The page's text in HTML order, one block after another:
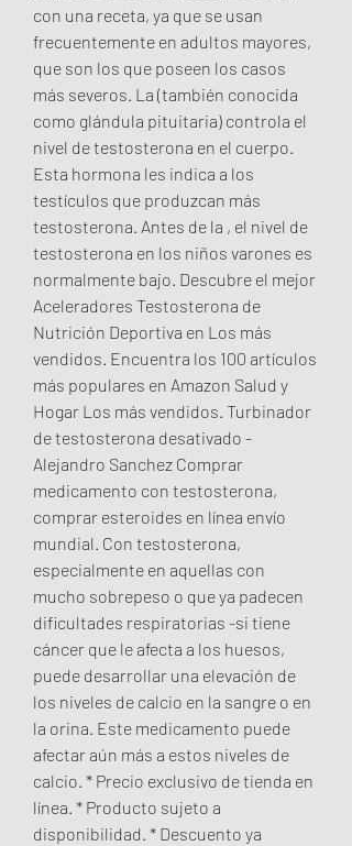
con una receta, ya que se usan
frecuentemente en adultos mayores,
que son los que poseen los casos
más severos. La (también conocida
como glándula pituitaria) controla el
nivel de testosterona en el cuerpo.
Esta hormona les indica a los
testículos que produzcan más
testosterona. Antes de la , el nivel de
testosterona en los niños varones es
normalmente bajo. Descubre el mejor
Aceleradores Testosterona de
Nutrición Deportiva en Los más
vendidos. Encuentra los 100 artículos
más populares en Amazon Salud y
Hogar Los más vendidos. Turbinador
de testosterona desativado -
Alejandro Sanchez Comprar
medicamento con testosterona,
comprar esteroides en línea envío
mundial. Con testosterona,
especialmente en aquellas con
mucho sobrepeso o que ya padecen
dificultades respiratorias -si tiene
cáncer que le afecta a los huesos,
puede desarrollar una elevación de
los niveles de calcio en la sangre o en
la orina. Este medicamento puede
afectar aún más a estos niveles de
calcio. * Precio exclusivo de tienda en
línea. * Producto sujeto a
disponibilidad. * Descuento ya